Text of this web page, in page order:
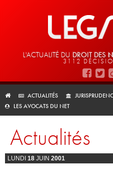
L'ACTUALITÉ DU DROIT DES
3112
ACTUALITÉS
LES AVOCATS DU NET
Actualités
LUNDI 18 JUIN 2001